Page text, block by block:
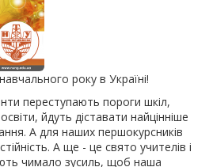
року в Україні!
переступають пороги шкіл,
йдуть діставати найцінніше
А для наших першокурсників
А ще - це свято учителів і
чимало зусиль, щоб наша